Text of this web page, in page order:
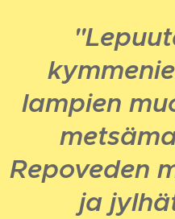
lampien
Repoveden
ja